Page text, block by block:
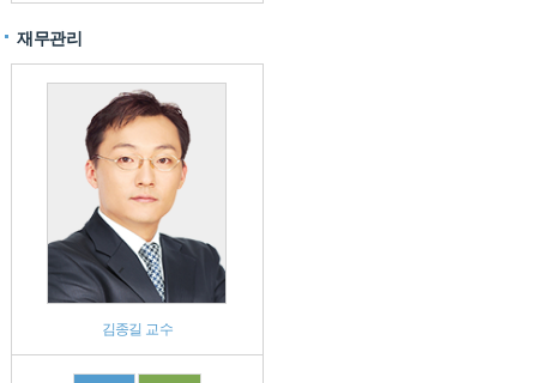
재무관리
김종길 교수